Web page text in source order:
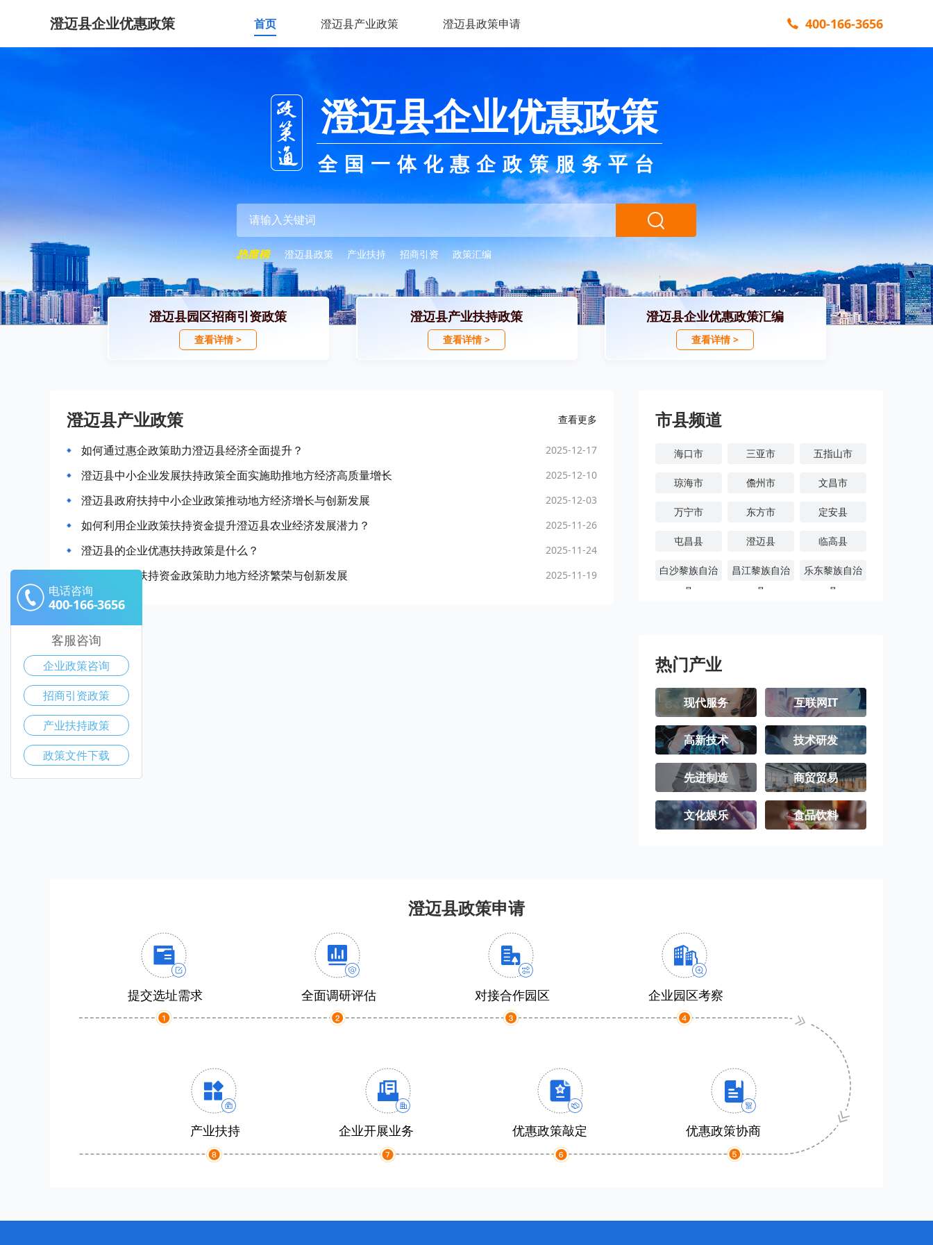
澄迈县企业优惠政策 首页 澄迈县产业政策 澄迈县政策申请 400-166-3656
澄迈县企业优惠政策
全国一体化惠企政策服务平台
澄迈县政策 产业扶持 招商引资 政策汇编
澄迈县园区招商引资政策
查看详情 >
澄迈县产业扶持政策
查看详情 >
澄迈县企业优惠政策汇编
查看详情 >
澄迈县产业政策 查看更多
如何通过惠企政策助力澄迈县经济全面提升？ 2025-12-17
澄迈县中小企业发展扶持政策全面实施助推地方经济高质量增长 2025-12-10
澄迈县政府扶持中小企业政策推动地方经济增长与创新发展 2025-12-03
如何利用企业政策扶持资金提升澄迈县农业经济发展潜力？ 2025-11-26
澄迈县的企业优惠扶持政策是什么？ 2025-11-24
澄迈县企业扶持资金政策助力地方经济繁荣与创新发展 2025-11-19
市县频道
海口市 三亚市 五指山市
琼海市 儋州市 文昌市
万宁市 东方市 定安县
屯昌县 澄迈县 临高县
白沙黎族自治
县
昌江黎族自治
县
乐东黎族自治
县
热门产业
现代服务 互联网IT
高新技术 技术研发
先进制造 商贸贸易
文化娱乐 食品饮料
澄迈县政策申请
提交选址需求 全面调研评估 对接合作园区 企业园区考察
产业扶持 企业开展业务 优惠政策敲定 优惠政策协商
电话咨询
400-166-3656
客服咨询
企业政策咨询
招商引资政策
产业扶持政策
政策文件下载